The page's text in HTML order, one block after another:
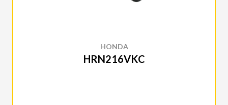
HONDA
HRN216VKC